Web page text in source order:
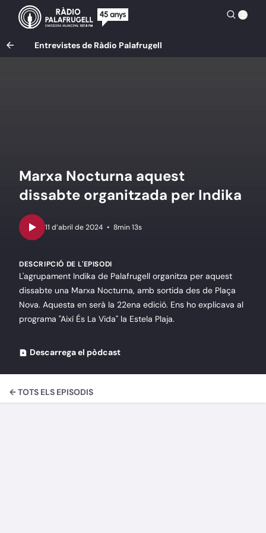
Entrevistes de Ràdio Palafrugell
Marxa Nocturna aquest
dissabte organitzada per Indika
• 8min 13s
DESCRIPCIÓ DE L'EPISODI
L'agrupament Indika de Palafrugell organitza per aquest
dissabte una Marxa Nocturna, amb sortida des de Plaça
Nova. Aquesta en serà la 22ena edició. Ens ho explicava al
programa "Així És La Vida" la Estela Plaja.
Descarrega el pòdcast
← TOTS ELS EPISODIS